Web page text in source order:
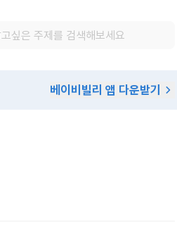
베이비빌리 앱 다운받기